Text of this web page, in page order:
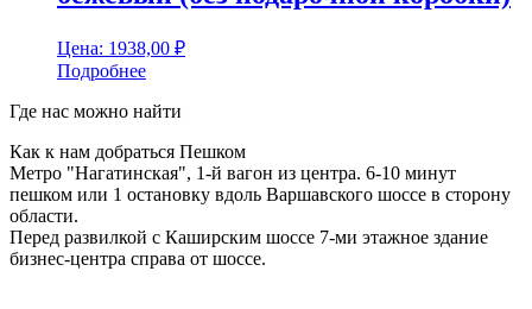
Цена: 1938,00 ₽
Подробнее
Где нас можно найти
Как к нам добраться Пешком
Метро "Нагатинская", 1-й вагон из центра. 6-10 минут
пешком или 1 остановку вдоль Варшавского шоссе в сторону
области.
Перед развилкой с Каширским шоссе 7-ми этажное здание
бизнес-центра справа от шоссе.